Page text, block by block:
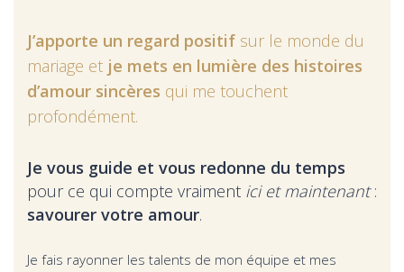
J’apporte un regard positif sur le monde du
mariage et je mets en lumière des histoires
d’amour sincères qui me touchent
profondément.
Je vous guide et vous redonne du temps
pour ce qui compte vraiment ici et maintenant:
savourer votre amour.
Je fais rayonner les talents de mon équipe et mes